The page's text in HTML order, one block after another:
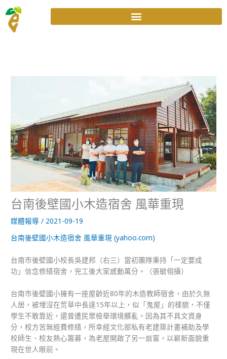
至
台南後壁國小木造宿舍 風華重現
媒體報導 / 2021-09-19
台南後壁國小木造宿舍 風華重現 (yahoo.com)
台南市後壁國小校長吳建邦（右三）當初團隊秉持「一定要成
功」信念修繕宿舍，完工後大家感動萬分。（張毓翎攝）
台南市後壁國小擁有一座屋齡近80年的木造教師宿舍，由於久無
人居，被埋沒在荒草中長達15年以上，似「鬼屋」的樣貌，不僅
學生不敢靠近，還曾遭民眾檢舉環境髒亂。因為其不具文資身
分，校方苦無經費修繕，所幸經文化部私有老建築計畫補助及學
校師生、校友熱心籌募，為老屋開啟了另一扇窗，以嶄新面貌重
現在世人眼前。